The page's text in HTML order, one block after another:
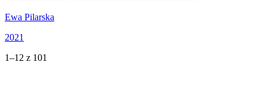
Ewa Pilarska
2021
1–12 z 101